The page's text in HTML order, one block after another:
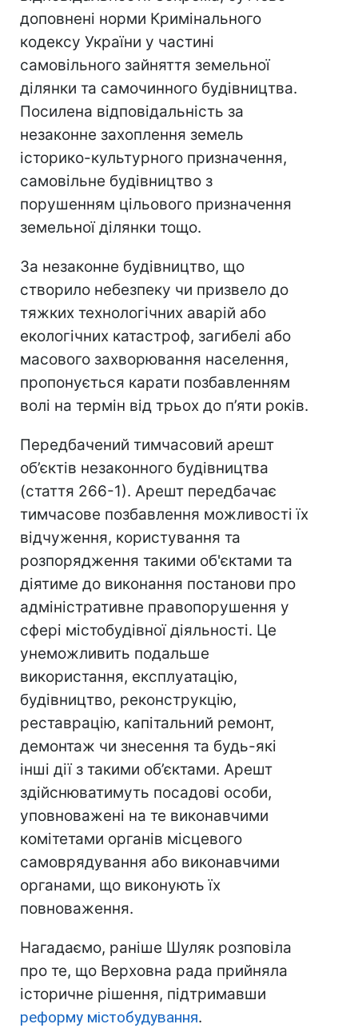
доповнені норми Кримінального
кодексу України у частині
самовільного зайняття земельної
ділянки та самочинного будівництва.
Посилена відповідальність за
незаконне захоплення земель
історико-культурного призначення,
самовільне будівництво з
порушенням цільового призначення
земельної ділянки тощо.
За незаконне будівництво, що
створило небезпеку чи призвело до
тяжких технологічних аварій або
екологічних катастроф, загибелі або
масового захворювання населення,
пропонується карати позбавленням
волі на термін від трьох до п’яти років.
Передбачений тимчасовий арешт
об’єктів незаконного будівництва
(стаття 266-1). Арешт передбачає
тимчасове позбавлення можливості їх
відчуження, користування та
розпорядження такими об'єктами та
діятиме до виконання постанови про
адміністративне правопорушення у
сфері містобудівної діяльності. Це
унеможливить подальше
використання, експлуатацію,
будівництво, реконструкцію,
реставрацію, капітальний ремонт,
демонтаж чи знесення та будь-які
інші дії з такими об’єктами. Арешт
здійснюватимуть посадові особи,
уповноважені на те виконавчими
комітетами органів місцевого
самоврядування або виконавчими
органами, що виконують їх
повноваження.
Нагадаємо, раніше Шуляк розповіла
про те, що Верховна рада прийняла
історичне рішення, підтримавши
реформу містобудування.